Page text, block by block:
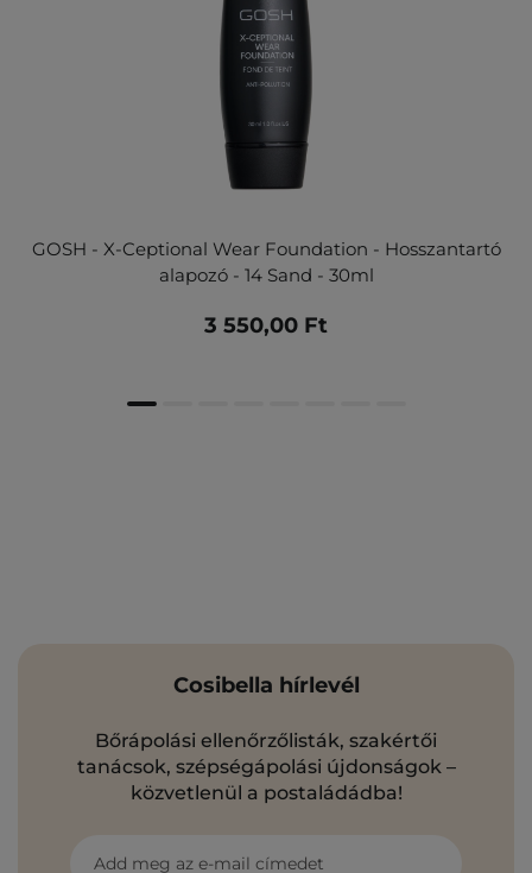
GOSH - X-Ceptional Wear Foundation - Hosszantartó
alapozó - 14 Sand - 30ml
3 550,00 Ft
Cosibella hírlevél
Bőrápolási ellenőrzőlisták, szakértői
tanácsok, szépségápolási újdonságok –
közvetlenül a postaládádba!
Add meg az e-mail címedet